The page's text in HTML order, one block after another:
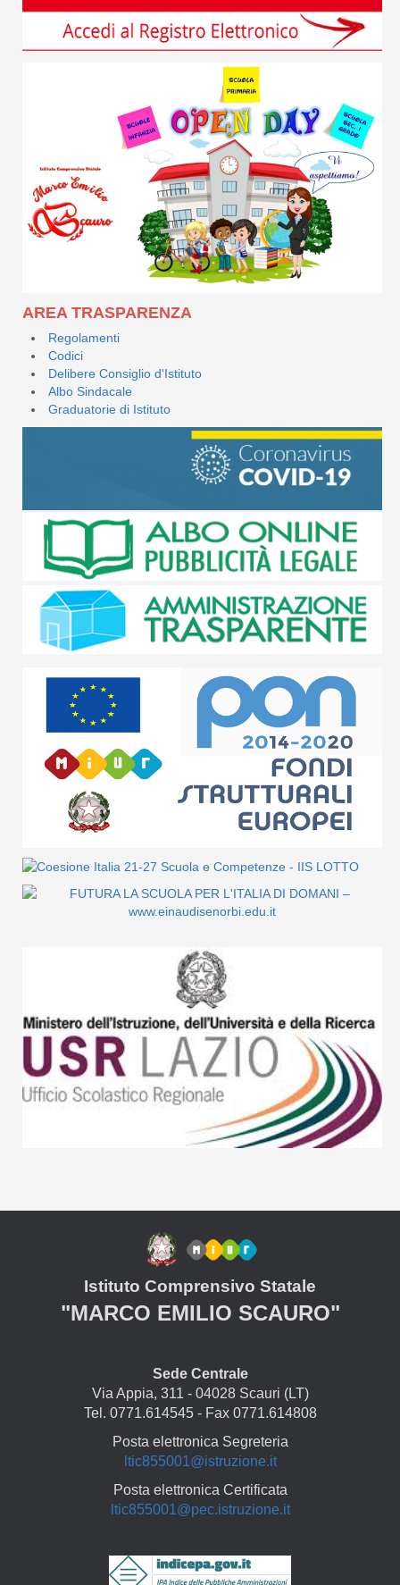
AREA TRASPARENZA
Regolamenti
Codici
Delibere Consiglio d'Istituto
Albo Sindacale
Graduatorie di Istituto
Istituto Comprensivo Statale
"MARCO EMILIO SCAURO"
Sede Centrale
Via Appia, 311 - 04028 Scauri (LT)
Tel. 0771.614545 - Fax 0771.614808
Posta elettronica Segreteria
ltic855001@istruzione.it
Posta elettronica Certificata
ltic855001@pec.istruzione.it